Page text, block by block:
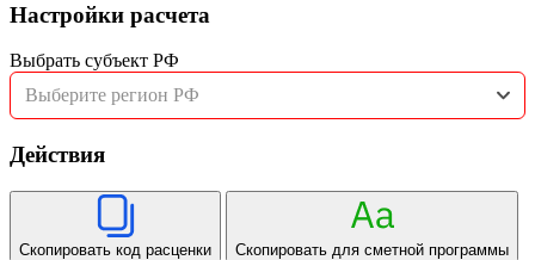
Настройки расчета
Выбрать субъект РФ
Выберите регион РФ
Действия
Скопировать код расценки Скопировать для сметной программы